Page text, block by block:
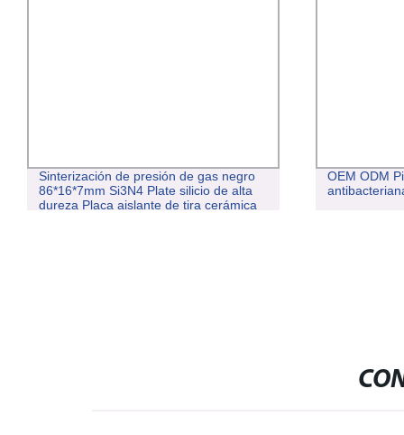
Sinterización de presión de gas negro
86*16*7mm Si3N4 Plate silicio de alta
dureza Placa aislante de tira cerámica
OEM ODM